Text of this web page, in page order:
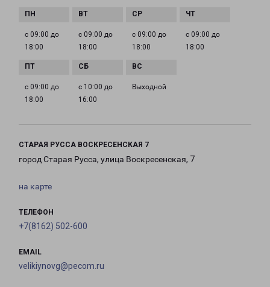
с 09:00 до
18:00
с 09:00 до
18:00
с 09:00 до
18:00
с 09:00 до
18:00
с 09:00 до
18:00
с 10:00 до
16:00
Выходной
СТАРАЯ РУССА ВОСКРЕСЕНСКАЯ 7
город Старая Русса, улица Воскресенская, 7
на карте
ТЕЛЕФОН
+7(8162) 502-600
EMAIL
velikiynovg@pecom.ru